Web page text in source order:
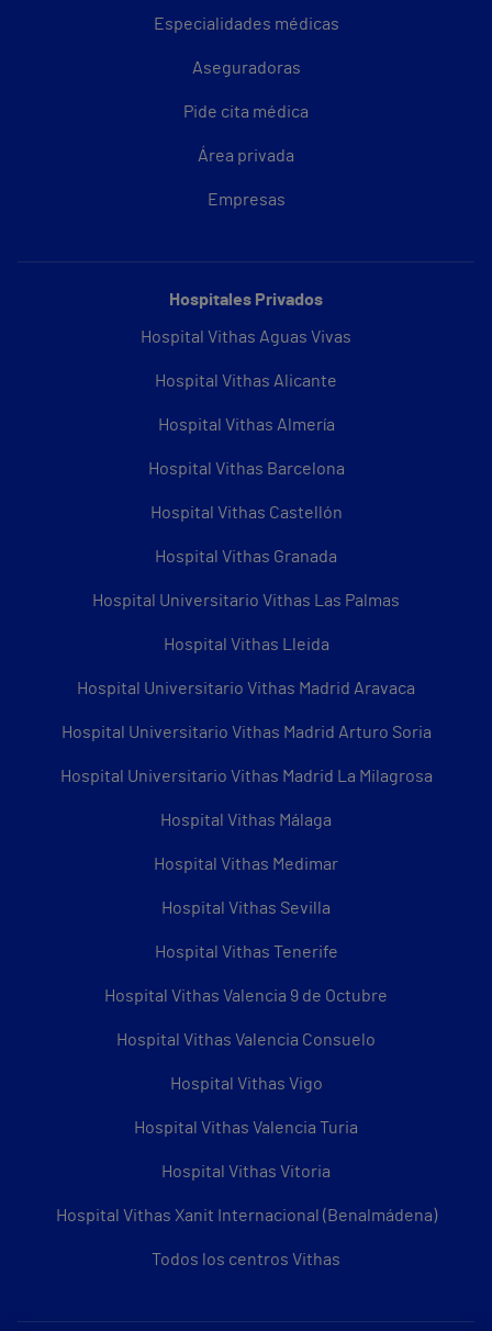
Especialidades médicas
Aseguradoras
Pide cita médica
Área privada
Empresas
Hospitales Privados
Hospital Vithas Aguas Vivas
Hospital Vithas Alicante
Hospital Vithas Almería
Hospital Vithas Barcelona
Hospital Vithas Castellón
Hospital Vithas Granada
Hospital Universitario Vithas Las Palmas
Hospital Vithas Lleida
Hospital Universitario Vithas Madrid Aravaca
Hospital Universitario Vithas Madrid Arturo Soria
Hospital Universitario Vithas Madrid La Milagrosa
Hospital Vithas Málaga
Hospital Vithas Medimar
Hospital Vithas Sevilla
Hospital Vithas Tenerife
Hospital Vithas Valencia 9 de Octubre
Hospital Vithas Valencia Consuelo
Hospital Vithas Vigo
Hospital Vithas Valencia Turia
Hospital Vithas Vitoria
Hospital Vithas Xanit Internacional (Benalmádena)
Todos los centros Vithas